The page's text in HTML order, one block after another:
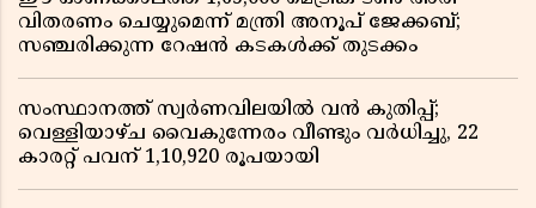
വിതരണം ചെയ്യുമെന്ന് മന്ത്രി അനൂപ് ജേക്കബ്;
സഞ്ചരിക്കുന്ന റേഷൻ കടകൾക്ക് തുടക്കം
സംസ്ഥാനത്ത് സ്വർണവിലയിൽ വൻ കുതിപ്പ്;
വെള്ളിയാഴ്ച വൈകുന്നേരം വീണ്ടും വർധിച്ചു, 22
കാരറ്റ് പവന് 1,10,920 രൂപയായി